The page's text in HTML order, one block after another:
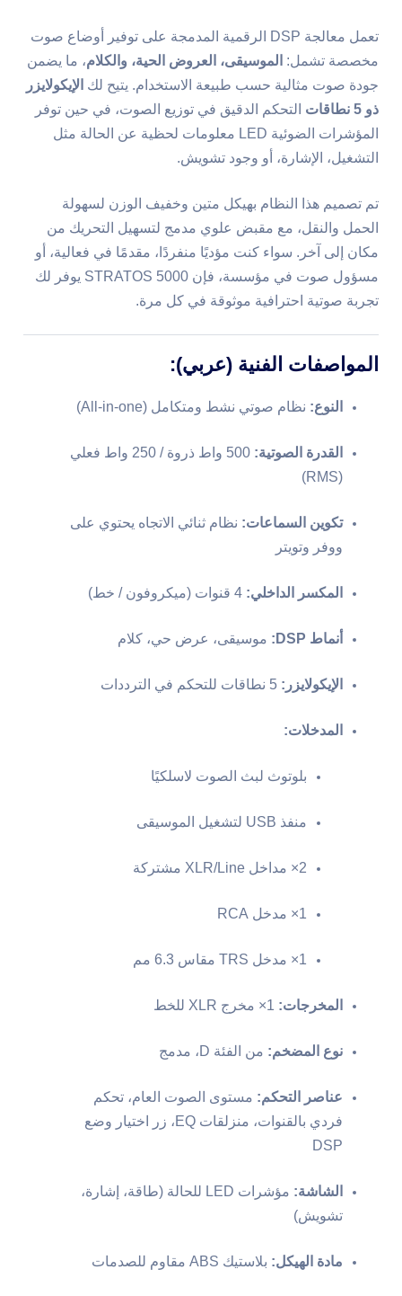
تعمل معالجة DSP الرقمية المدمجة على توفير أوضاع صوت
مخصصة تشمل: الموسيقى، العروض الحية، والكلام، ما يضمن
جودة صوت مثالية حسب طبيعة الاستخدام. يتيح لك الإيكولايزر
ذو 5 نطاقات
التحكم الدقيق في توزيع الصوت، في حين توفر
المؤشرات الضوئية LED معلومات لحظية عن الحالة مثل
التشغيل، الإشارة، أو وجود تشويش.
تم تصميم هذا النظام بهيكل متين وخفيف الوزن لسهولة
الحمل والنقل، مع مقبض علوي مدمج لتسهيل التحريك من
مكان إلى آخر. سواء كنت مؤديًا منفردًا، مقدمًا في فعالية، أو
مسؤول صوت في مؤسسة، فإن STRATOS 5000 يوفر لك
تجربة صوتية احترافية موثوقة في كل مرة.
المواصفات الفنية (عربي):
النوع: نظام صوتي نشط ومتكامل (All-in-one)
القدرة الصوتية:
500 واط ذروة / 250 واط فعلي
(RMS)
تكوين السماعات: نظام ثنائي الاتجاه يحتوي على
ووفر وتويتر
المكسر الداخلي: 4 قنوات (ميكروفون / خط)
أنماط DSP: موسيقى، عرض حي، كلام
الإيكولايزر: 5 نطاقات للتحكم في الترددات
المدخلات:
بلوتوث لبث الصوت لاسلكيًا
منفذ USB لتشغيل الموسيقى
2× مداخل XLR/Line مشتركة
1× مدخل RCA
1× مدخل TRS مقاس 6.3 مم
المخرجات:
نوع المضخم: من الفئة D، مدمج
عناصر التحكم: مستوى الصوت العام، تحكم
فردي بالقنوات، منزلقات EQ، زر اختيار وضع
DSP
الشاشة:
مؤشرات LED للحالة (طاقة، إشارة،
تشويش)
مادة الهيكل: بلاستيك ABS مقاوم للصدمات